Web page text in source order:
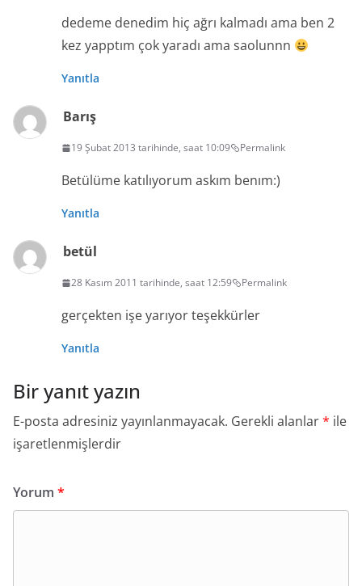
dedeme denedim hiç ağrı kalmadı ama ben 2
kez yapptım çok yaradı ama saolunnn
Yanıtla
Barış
19 Şubat 2013 tarihinde, saat 10:09 Permalink
Betülüme katılıyorum askım benım:)
Yanıtla
betül
28 Kasım 2011 tarihinde, saat 12:59 Permalink
gerçekten işe yarıyor teşekkürler
Yanıtla
Bir yanıt yazın
E-posta adresiniz yayınlanmayacak. Gerekli alanlar* ile
işaretlenmişlerdir
Yorum *